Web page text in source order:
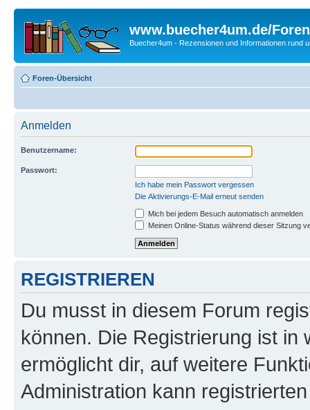
www.buecher4um.de/Foren
Buecher4um - Rezensionen und Informationen rund
Foren-Übersicht
Anmelden
Benutzername:
Passwort:
Ich habe mein Passwort vergessen
Die Aktivierungs-E-Mail erneut senden
Mich bei jedem Besuch automatisch anmelden
Meinen Online-Status während dieser Sitzung
REGISTRIEREN
Du musst in diesem Forum
können. Die Registrierung ist in
ermöglicht dir, auf weitere
Administration kann